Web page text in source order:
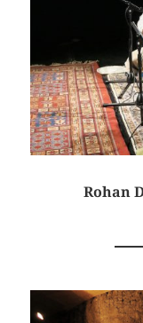
Rohan